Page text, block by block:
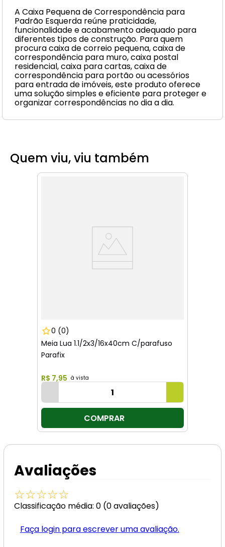
A Caixa Pequena de Correspondência para
Padrão Esquerda reúne praticidade,
funcionalidade e acabamento adequado para
diferentes tipos de construção. Para quem
procura caixa de correio pequena, caixa de
correspondência para muro, caixa postal
residencial, caixa para cartas, caixa de
correspondência para portão ou acessórios
para entrada de imóveis, este produto oferece
uma solução simples e eficiente para proteger e
organizar correspondências no dia a dia.
Quem viu, viu também
0 (0)
Meia Lua 1.1/2x3/16x40cm C/parafuso
Parafix
R$ 7,95
COMPRAR
Avaliações
☆☆☆☆☆
Classificação média: 0 (0 avaliações)
Faça login para escrever uma avaliação.